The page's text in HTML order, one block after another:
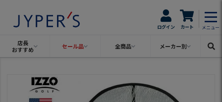
ログイン カート メニュー
店長
おすすめ
セール品 全商品 メーカー別